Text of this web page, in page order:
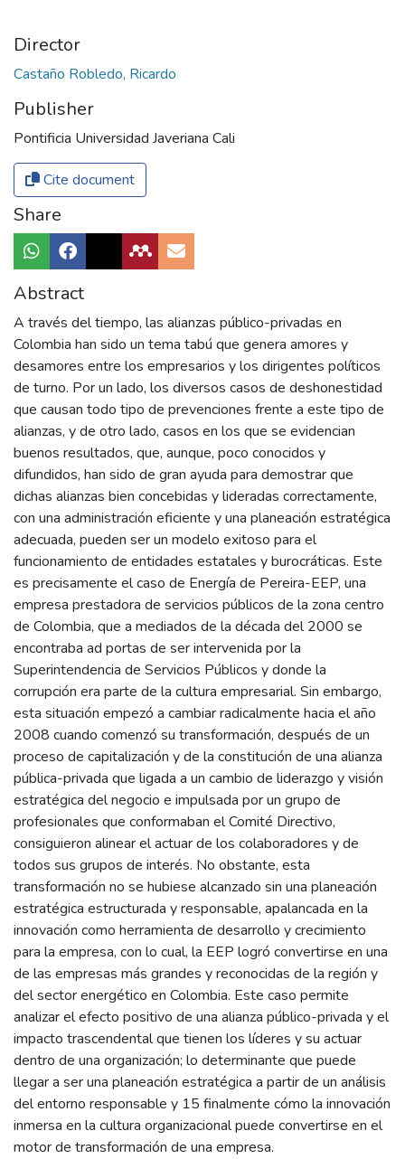
Director
Castaño Robledo, Ricardo
Publisher
Pontificia Universidad Javeriana Cali
Cite document
Share
Abstract
A través del tiempo, las alianzas público-privadas en
Colombia han sido un tema tabú que genera amores y
desamores entre los empresarios y los dirigentes políticos
de turno. Por un lado, los diversos casos de deshonestidad
que causan todo tipo de prevenciones frente a este tipo de
alianzas, y de otro lado, casos en los que se evidencian
buenos resultados, que, aunque, poco conocidos y
difundidos, han sido de gran ayuda para demostrar que
dichas alianzas bien concebidas y lideradas correctamente,
con una administración eficiente y una planeación estratégica
adecuada, pueden ser un modelo exitoso para el
funcionamiento de entidades estatales y burocráticas. Este
es precisamente el caso de Energía de Pereira-EEP, una
empresa prestadora de servicios públicos de la zona centro
de Colombia, que a mediados de la década del 2000 se
encontraba ad portas de ser intervenida por la
Superintendencia de Servicios Públicos y donde la
corrupción era parte de la cultura empresarial. Sin embargo,
esta situación empezó a cambiar radicalmente hacia el año
2008 cuando comenzó su transformación, después de un
proceso de capitalización y de la constitución de una alianza
pública-privada que ligada a un cambio de liderazgo y visión
estratégica del negocio e impulsada por un grupo de
profesionales que conformaban el Comité Directivo,
consiguieron alinear el actuar de los colaboradores y de
todos sus grupos de interés. No obstante, esta
transformación no se hubiese alcanzado sin una planeación
estratégica estructurada y responsable, apalancada en la
innovación como herramienta de desarrollo y crecimiento
para la empresa, con lo cual, la EEP logró convertirse en una
de las empresas más grandes y reconocidas de la región y
del sector energético en Colombia. Este caso permite
analizar el efecto positivo de una alianza público-privada y el
impacto trascendental que tienen los líderes y su actuar
dentro de una organización; lo determinante que puede
llegar a ser una planeación estratégica a partir de un análisis
del entorno responsable y 15 finalmente cómo la innovación
inmersa en la cultura organizacional puede convertirse en el
motor de transformación de una empresa.